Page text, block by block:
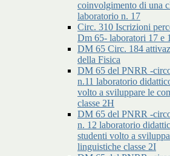
coinvolgimento di una
laboratorio n. 17
Circ. 310 Iscrizioni
Dm 65- laboratori 17 e
DM 65 Circ. 184
della Fisica
DM 65 del PNRR -
n.11 laboratorio
volto a sviluppare le
classe 2H
DM 65 del PNRR -
n. 12 laboratorio
studenti volto a
linguistiche classe 2I